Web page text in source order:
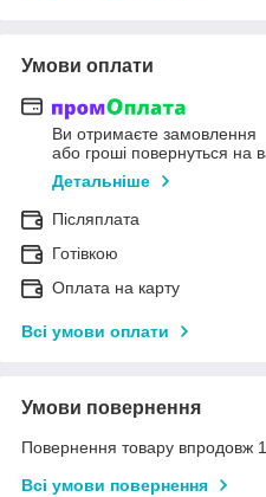
Умови оплати
Ви отримаєте замовлення
або гроші повернуться на
Детальніше
Післяплата
Готівкою
Оплата на карту
Всі умови оплати
Умови повернення
Повернення товару впродовж
Всі умови повернення